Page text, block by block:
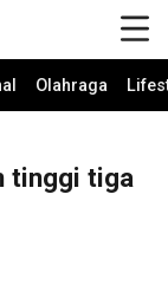
Olahraga
tinggi tiga